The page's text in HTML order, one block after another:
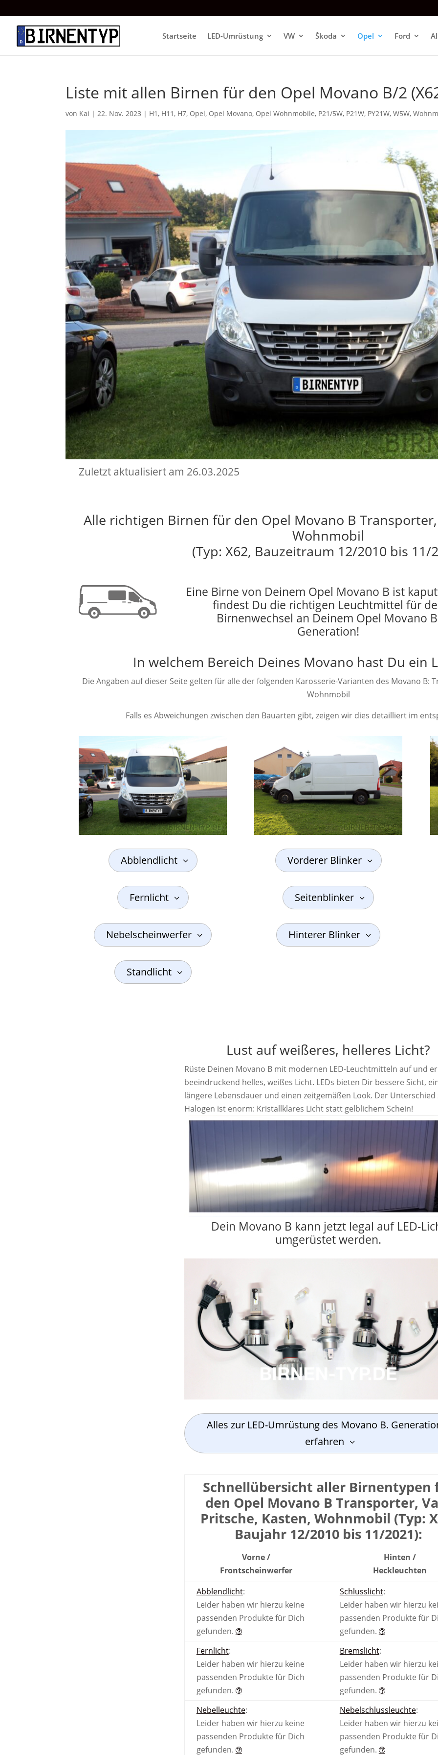
Startseite LED-Umrüstung VW Škoda Opel Ford
Liste mit allen Birnen für den Opel Movano B/2
von Kai |22. Nov. 2023 | H1, H11, H7, Opel, Opel Movano, Opel Wohnmobile, P21/5W, P21W, PY21W,W5W,
Zuletzt aktualisiert am 26.03.2025
Alle richtigen Birnen für den Opel Movano B
Wohnmobil
(Typ: X62, Bauzeitraum 12/2010 bis 11/
Eine Birne von Deinem Opel Movano B ist
findest Du die richtigen Leuchtmittel für
Birnenwechsel an Deinem Opel Movano
Generation!
In welchem Bereich Deines Movano hast Du ein
Die Angaben auf dieser Seite gelten für alle der folgenden Karosserie-Varianten des Movano B:
Wohnmobil
Falls es Abweichungen zwischen den Bauarten gibt, zeigen wir dies detailliert im
Abblendlicht
Fernlicht
Nebelscheinwerfer
Standlicht
Vorderer Blinker
Seitenblinker
Hinterer Blinker
Lust auf weißeres, helleres Licht?
Rüste Deinen Movano B mit modernen LED-Leuchtmitteln auf und
beeindruckend helles, weißes Licht. LEDs bieten Dir bessere Sicht,
längere Lebensdauer und einen zeitgemäßen Look. Der Unterschied
Halogen ist enorm: Kristallklares Licht statt gelblichem Schein!
Dein Movano B kann jetzt legal auf LED-
umgerüstet werden.
Alles zur LED-Umrüstung des Movano B.
erfahren
Schnell­übersicht aller Birnen­typen
den Opel Movano B Transporter,
Pritsche, Kasten, Wohnmobil (Typ:
Baujahr 12/2010 bis 11/2021):
Vorne /
Front­scheinwerfer
Hinten /
Heck­leuchten
Abblendlicht:
Leider haben wir hierzu keine
passenden Produkte für Dich
gefunden.
Schlusslicht:
Leider haben wir hierzu
passenden Produkte für
gefunden.
Fernlicht:
Leider haben wir hierzu keine
passenden Produkte für Dich
gefunden.
Bremslicht:
Leider haben wir hierzu
passenden Produkte für
gefunden.
Nebel­leuchte:
Leider haben wir hierzu keine
passenden Produkte für Dich
gefunden.
Nebel­schluss­leuchte:
Leider haben wir hierzu
passenden Produkte für
gefunden.